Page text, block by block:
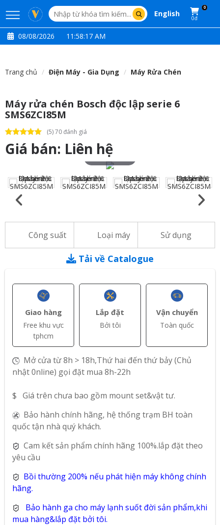
English
0
0đ
08/08/2026 11:58:18 AM
Trang chủ Điện Máy - Gia Dụng Máy Rửa Chén
Máy rửa chén Bosch độc lập serie 6
SMS6ZCI85M
(5) 70 đánh giá
Giá bán: Liên hệ
Touch to zoom
Công suất Loại máy Sử dụng
Tải về Catalogue
Giao hàng
Free khu vực
tphcm
Lắp đặt
Bởi tôi
Vận chuyển
Toàn quốc
Mở cửa từ 8h > 18h,Thứ hai đến thứ bảy (Chủ
nhật 0nline) gọi đặt mua 8h-22h
$ Giá trên chưa bao gồm mount set&vật tư.
Bảo hành chính hãng, hệ thống trạm BH toàn
quốc tận nhà quý khách.
Cam kết sản phẩm chính hãng 100%.lắp đặt theo
yêu cầu
Bồi thường 200% nếu phát hiện máy không chính
hãng.
Bảo hành ga cho máy lạnh suốt đời sản phẩm,khi
mua hàng&lắp đặt bởi tôi.